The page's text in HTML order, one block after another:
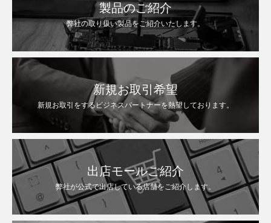
製品のご紹介
弊社の取り扱い製品をご紹介いたします。
新規お取引希望
新規お取引をするビジネスパートナーを熱望しております。
出店モールご紹介
弊社が公式で出店している店舗をご紹介します。